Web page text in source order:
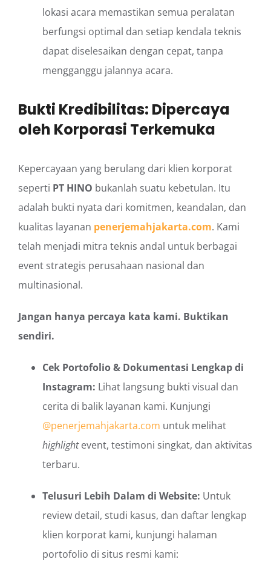
lokasi acara memastikan semua peralatan
berfungsi optimal dan setiap kendala teknis
dapat diselesaikan dengan cepat, tanpa
mengganggu jalannya acara.
Bukti Kredibilitas: Dipercaya
oleh Korporasi Terkemuka
Kepercayaan yang berulang dari klien korporat
seperti PT HINO bukanlah suatu kebetulan. Itu
adalah bukti nyata dari komitmen, keandalan, dan
kualitas layanan penerjemahjakarta.com. Kami
telah menjadi mitra teknis andal untuk berbagai
event strategis perusahaan nasional dan
multinasional.
Jangan hanya percaya kata kami. Buktikan
sendiri.
Cek Portofolio & Dokumentasi Lengkap di
Instagram: Lihat langsung bukti visual dan
cerita di balik layanan kami. Kunjungi
@penerjemahjakarta.com untuk melihat
highlightevent, testimoni singkat, dan aktivitas
terbaru.
Telusuri Lebih Dalam di Website: Untuk
review detail, studi kasus, dan daftar lengkap
klien korporat kami, kunjungi halaman
portofolio di situs resmi kami: